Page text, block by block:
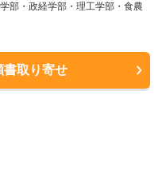
部・政経学部・理工学部・食農
書取り寄せ